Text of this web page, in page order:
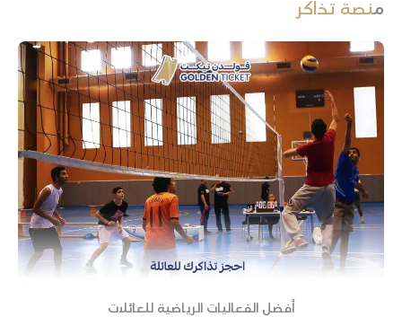
منصة تذاكر
أفضل الفعاليات الرياضية للعائلات